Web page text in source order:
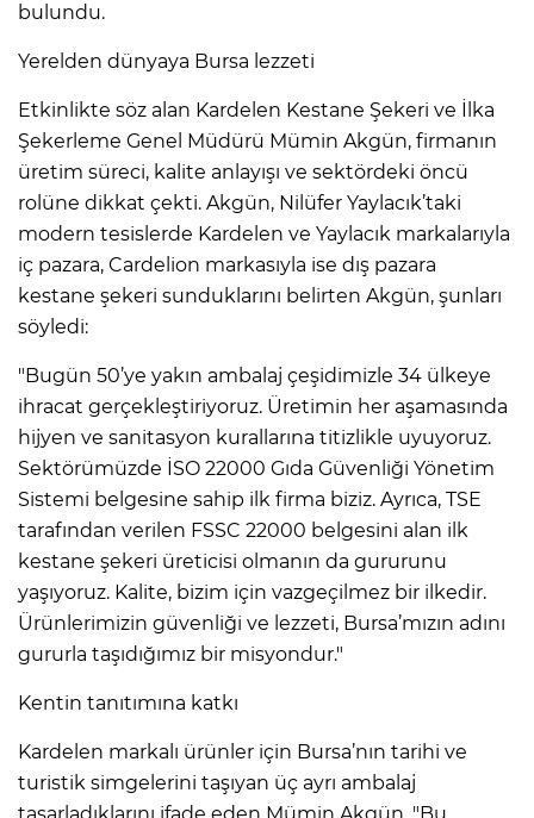
bulundu.
Yerelden dünyaya Bursa lezzeti
Etkinlikte söz alan Kardelen Kestane Şekeri ve İlka
Şekerleme Genel Müdürü Mümin Akgün, firmanın
üretim süreci, kalite anlayışı ve sektördeki öncü
rolüne dikkat çekti. Akgün, Nilüfer Yaylacık’taki
modern tesislerde Kardelen ve Yaylacık markalarıyla
iç pazara, Cardelion markasıyla ise dış pazara
kestane şekeri sunduklarını belirten Akgün, şunları
söyledi:
"Bugün 50’ye yakın ambalaj çeşidimizle 34 ülkeye
ihracat gerçekleştiriyoruz. Üretimin her aşamasında
hijyen ve sanitasyon kurallarına titizlikle uyuyoruz.
Sektörümüzde İSO 22000 Gıda Güvenliği Yönetim
Sistemi belgesine sahip ilk firma biziz. Ayrıca, TSE
tarafından verilen FSSC 22000 belgesini alan ilk
kestane şekeri üreticisi olmanın da gururunu
yaşıyoruz. Kalite, bizim için vazgeçilmez bir ilkedir.
Ürünlerimizin güvenliği ve lezzeti, Bursa’mızın adını
gururla taşıdığımız bir misyondur."
Kentin tanıtımına katkı
Kardelen markalı ürünler için Bursa’nın tarihi ve
turistik simgelerini taşıyan üç ayrı ambalaj